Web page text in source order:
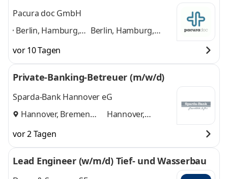
Pacura doc GmbH
Berlin, Hamburg,
Frankfurt am Main,
Düsseldorf,
Stuttgart, Leipzig,
Dortmund,
Bremen,
Berlin, Hamburg,
Düsseldorf, Stuttgart,
Leipzig, Dortmund,
Bremen
vor 10 Tagen
Private-Banking-Betreuer (m/w/d)
Sparda-Bank Hannover eG
Hannover, Bremen
Hannover,
vor 2 Tagen
Lead Engineer (w/m/d) Tief- und Wasserbau